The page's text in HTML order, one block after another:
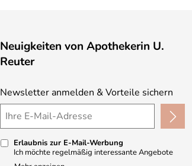
Neuigkeiten von Apothekerin U.
Reuter
Newsletter anmelden & Vorteile sichern
Erlaubnis zur E-Mail-Werbung
Ich möchte regelmäßig interessante Angebote
per E-Mail erhalten und ausserdem nach Erhalt